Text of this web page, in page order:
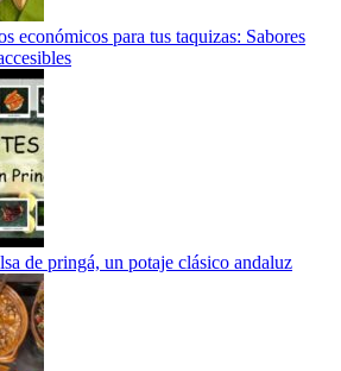
económicos para tus taquizas: Sabores
de pringá, un potaje clásico andaluz